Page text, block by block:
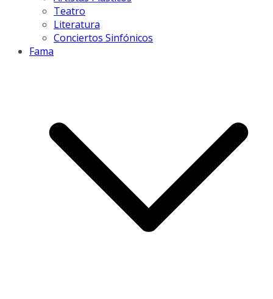
Teatro
Literatura
Conciertos Sinfónicos
Fama